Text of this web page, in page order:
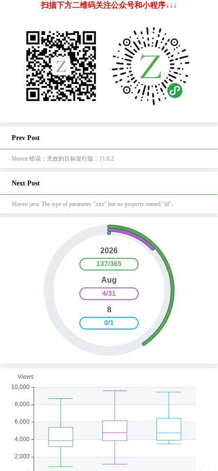
扫描下方二维码关注公众号和小程序↓↓↓
Prev Post
Maven 错误：无效的目标发行版：11.0.2
Next Post
Maven java: The type of parameter "xxx" has no property named "id".